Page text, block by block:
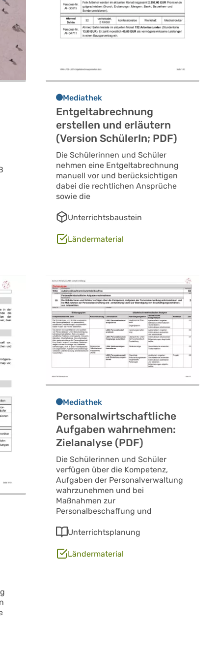
Mediathek
Entgeltabrechnung
erstellen und erläutern
(Version SchülerIn; PDF)
Die Schülerinnen und Schüler
nehmen eine Entgeltabrechnung
manuell vor und berücksichtigen
dabei die rechtlichen Ansprüche
sowie die
Unterrichtsbaustein
Ländermaterial
Mediathek
Personalwirtschaftliche
Aufgaben wahrnehmen:
Zielanalyse (PDF)
Die Schülerinnen und Schüler
verfügen über die Kompetenz,
Aufgaben der Personalverwaltung
wahrzunehmen und bei
Maßnahmen zur
Personalbeschaffung und
Unterrichtsplanung
Ländermaterial